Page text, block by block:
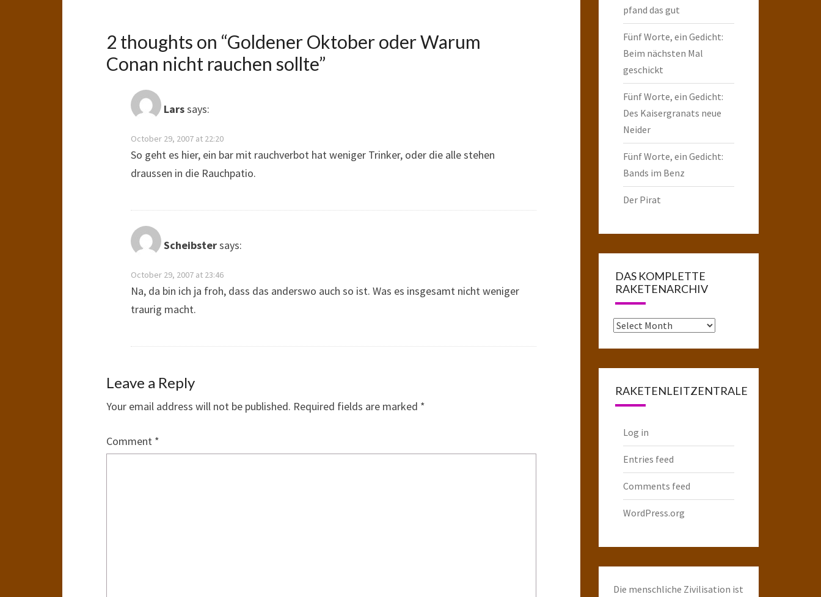
2 thoughts on “Goldener Oktober oder Warum
Conan nicht rauchen sollte”
Larssays:
October 29, 2007 at 22:20
So geht es hier, ein bar mit rauchverbot hat weniger Trinker, oder die alle stehen
draussen in die Rauchpatio.
Scheibstersays:
October 29, 2007 at 23:46
Na, da bin ich ja froh, dass das anderswo auch so ist. Was es insgesamt nicht weniger
traurig macht.
Leave a Reply
Your email address will not be published. Required fields are marked *
Comment *
pfand das gut
Fünf Worte, ein Gedicht:
Beim nächsten Mal
geschickt
Fünf Worte, ein Gedicht:
Des Kaisergranats neue
Neider
Fünf Worte, ein Gedicht:
Bands im Benz
Der Pirat
DAS KOMPLETTE
RAKETENARCHIV
Das
RAKETENLEITZENTRALE
Log in
Entries feed
Comments feed
WordPress.org
Die menschliche Zivilisation ist